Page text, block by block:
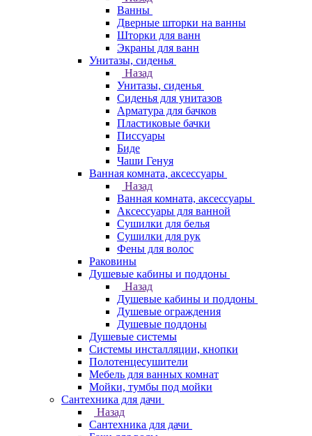
Ванны
Дверные шторки на ванны
Шторки для ванн
Экраны для ванн
Унитазы, сиденья
Назад
Унитазы, сиденья
Сиденья для унитазов
Арматура для бачков
Пластиковые бачки
Писсуары
Биде
Чаши Генуя
Ванная комната, аксессуары
Назад
Ванная комната, аксессуары
Аксессуары для ванной
Сушилки для белья
Сушилки для рук
Фены для волос
Раковины
Душевые кабины и поддоны
Назад
Душевые кабины и поддоны
Душевые ограждения
Душевые поддоны
Душевые системы
Системы инсталляции, кнопки
Полотенцесушители
Мебель для ванных комнат
Мойки, тумбы под мойки
Сантехника для дачи
Назад
Сантехника для дачи